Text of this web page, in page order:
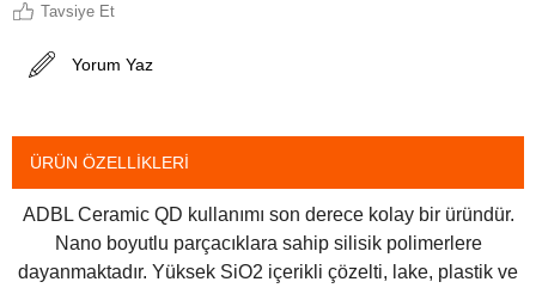
Tavsiye Et
Yorum Yaz
ÜRÜN ÖZELLIKLERI
ADBL Ceramic QD kullanımı son derece kolay bir üründür.
Nano boyutlu parçacıklara sahip silisik polimerlere
dayanmaktadır. Yüksek SiO2 içerikli çözelti, lake, plastik ve